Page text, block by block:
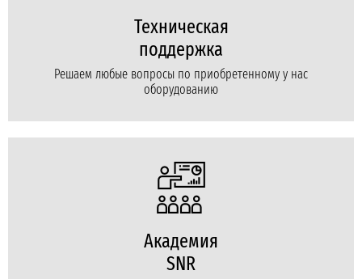
Техническая
поддержка
Решаем любые вопросы по приобретенному у нас
оборудованию
Академия
SNR